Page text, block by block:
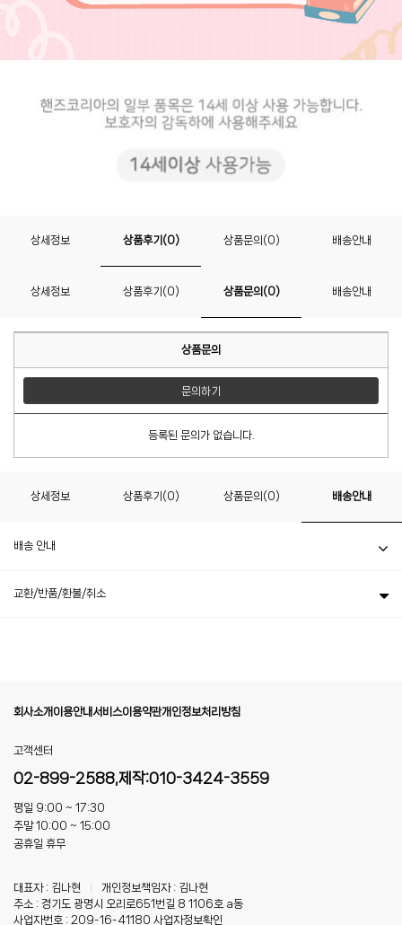
상세정보 상품후기(0) 상품문의(0) 배송안내
상세정보 상품후기(0) 상품문의(0) 배송안내
상품문의
문의하기
등록된 문의가 없습니다.
상세정보 상품후기(0) 상품문의(0) 배송안내
배송 안내
교환/반품/환불/취소
회사소개 이용안내서비스이용약관개인정보처리방침
고객센터
02-899-2588,제작:010-3424-3559
평일 9:00 ~ 17:30
주말 10:00 ~ 15:00
공휴일 휴무
대표자 : 김나현
개인정보책임자 : 김나현
주소 : 경기도 광명시 오리로651번길 8 1106호 a동
사업자번호 : 209-16-41180 사업자정보확인